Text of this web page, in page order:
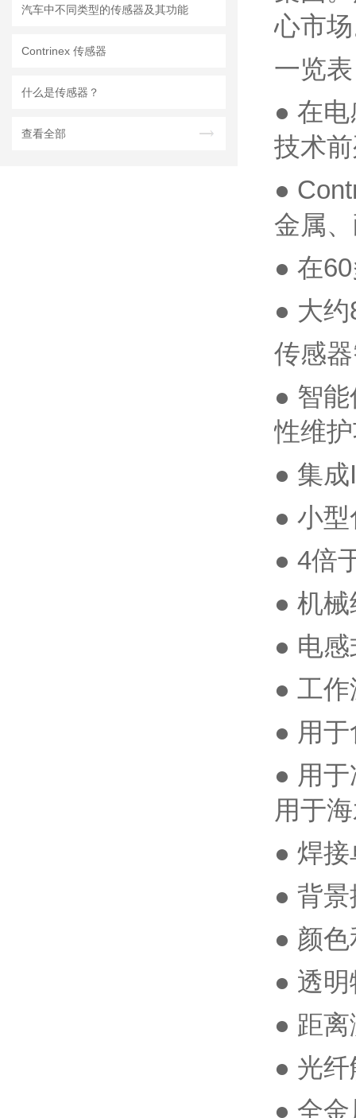
汽车中不同类型的传感器及其功能
Contrinex 传感器
什么是传感器？
查看全部
心市
一览表
● 在
技术
●
金属
● 在
● 大
传感
● 智
性维
● 集
● 小
● 4倍
● 机
● 电
● 工
● 用
● 用
用于
● 焊
● 背
● 颜
● 透
● 距
● 光
● 全